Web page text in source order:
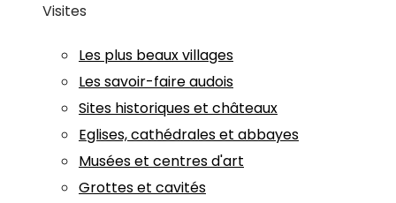
Visites
Les plus beaux villages
Les savoir-faire audois
Sites historiques et châteaux
Eglises, cathédrales et abbayes
Musées et centres d'art
Grottes et cavités